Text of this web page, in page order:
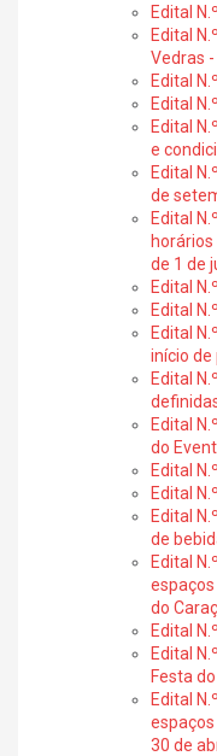
Edital
Edital
Vedras
Edital
Edital
Edital
e
Edital
de
Edital
de 1 de
Edital
Edital
Edital
início
Edital
Edital
do
Edital
Edital
Edital
de
Edital
do
Edital
Edital
Festa
Edital
30 de